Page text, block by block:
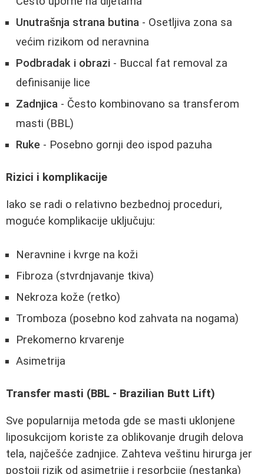
Unutrašnja strana butina - Osetljiva zona sa
većim rizikom od neravnina
Podbradak i obrazi - Buccal fat removal za
definisanije lice
Zadnjica - Često kombinovano sa transferom
masti (BBL)
Ruke - Posebno gornji deo ispod pazuha
Rizici i komplikacije
Iako se radi o relativno bezbednoj proceduri,
moguće komplikacije uključuju:
Neravnine i kvrge na koži
Fibroza (stvrdnjavanje tkiva)
Nekroza kože (retko)
Tromboza (posebno kod zahvata na nogama)
Prekomerno krvarenje
Asimetrija
Transfer masti (BBL - Brazilian Butt Lift)
Sve popularnija metoda gde se masti uklonjene
liposukcijom koriste za oblikovanje drugih delova
tela, najčešće zadnjice. Zahteva veštinu hirurga jer
postoji rizik od asimetrije i resorbcije (nestanka)